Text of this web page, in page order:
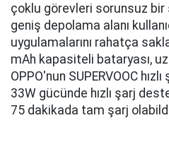
çoklu görevleri sorunsuz
geniş depolama alanı
uygulamalarını rahatça
mAh kapasiteli bataryası,
OPPO'nun SUPERVOOC
33W gücünde hızlı şarj
75 dakikada tam şarj